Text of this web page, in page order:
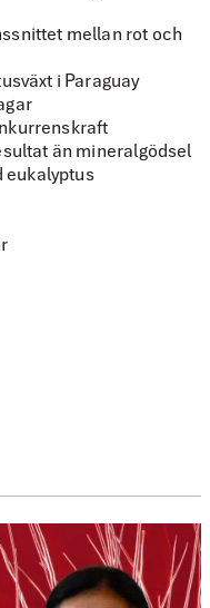
mellan rot och
i Paraguay
än mineralgödsel
eukalyptus